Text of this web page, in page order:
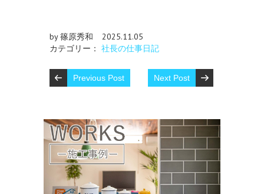
by 篠原秀和
2025.11.05
カテゴリー： 社長の仕事日記
Previous Post Next Post